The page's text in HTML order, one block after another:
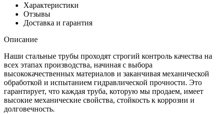
Характеристики
Отзывы
Доставка и гарантия
Описание
Наши стальные трубы проходят строгий контроль качества на
всех этапах производства, начиная с выбора
высококачественных материалов и заканчивая механической
обработкой и испытанием гидравлической прочности. Это
гарантирует, что каждая труба, которую мы продаем, имеет
высокие механические свойства, стойкость к коррозии и
долговечность.